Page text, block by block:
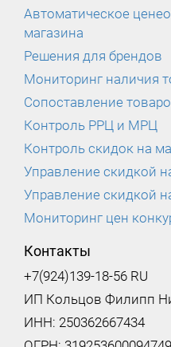
Автоматическое
магазина
Решения для брендов
Мониторинг наличия
Сопоставление
Контроль РРЦ и МРЦ
Контроль скидок на
Управление скидкой
Управление скидкой
Мониторинг цен
Контакты
+7(924)139-18-56 RU
ИП Кольцов Филипп
ИНН: 250362667434